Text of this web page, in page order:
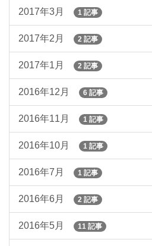
2017年3月 1 記事
2017年2月 2 記事
2017年1月 2 記事
2016年12月 6 記事
2016年11月 1 記事
2016年10月 1 記事
2016年7月 1 記事
2016年6月 2 記事
2016年5月 11 記事